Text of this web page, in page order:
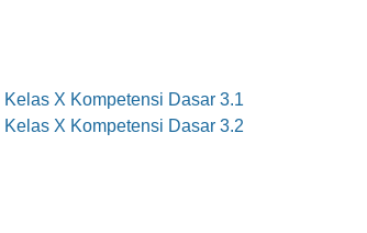
X Kompetensi Dasar 3.1
X Kompetensi Dasar 3.2